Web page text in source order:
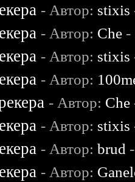
- Автор: stixis
- Автор: Che -
- Автор: stixis
- Автор:
- Автор: Che
- Автор: stixis
- Автор:brud
- Автор: